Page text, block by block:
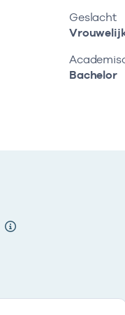
Geslacht
Bachelor